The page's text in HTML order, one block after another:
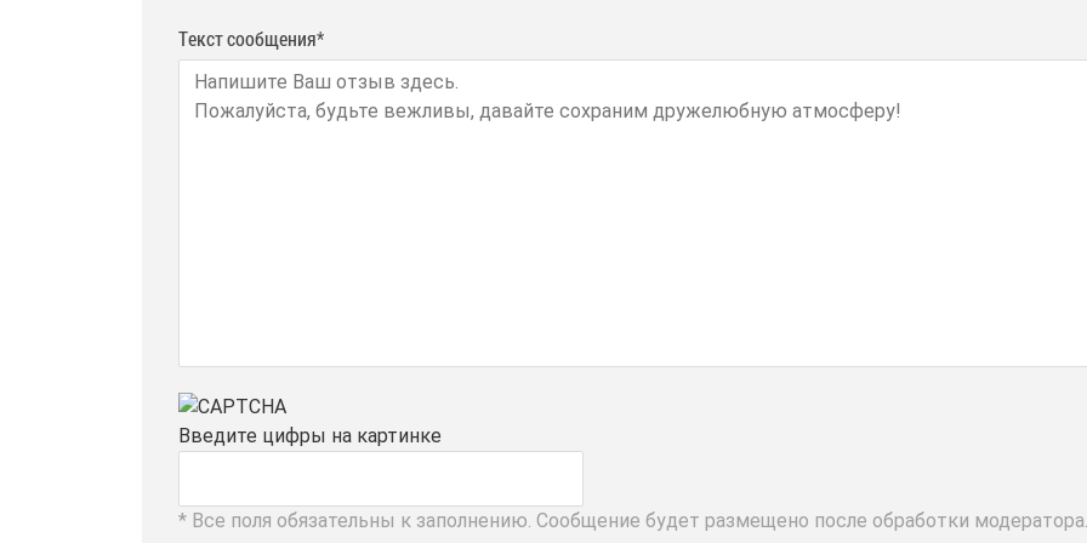
Текст сообщения*
Введите цифры на картинке
* Все поля обязательны к заполнению. Сообщение будет размещено после обработки модератора.